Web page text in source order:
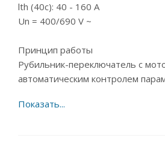
lth (40c): 40 - 160 A
Un = 400/690 V ~
Принцип работы
Рубильник-переключатель с
автоматическим контролем
Общие характеристики